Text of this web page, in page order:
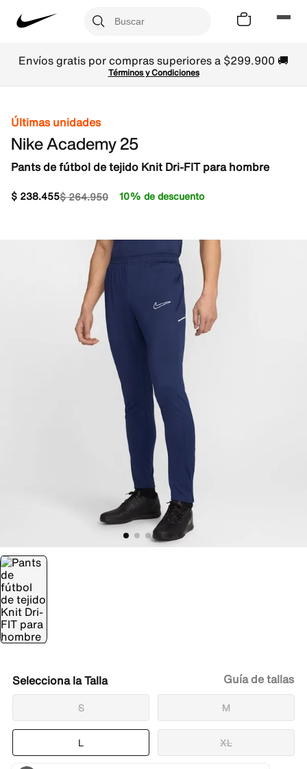
Envíos gratis por compras superiores a $299.900 🚚
Términos y Condiciones
Últimas unidades
Nike Academy 25
Pants de fútbol de tejido Knit Dri-FIT para hombre
$264.950
$ 238.455 10% de descuento
Talla
S M
L XL
Guía de tallas